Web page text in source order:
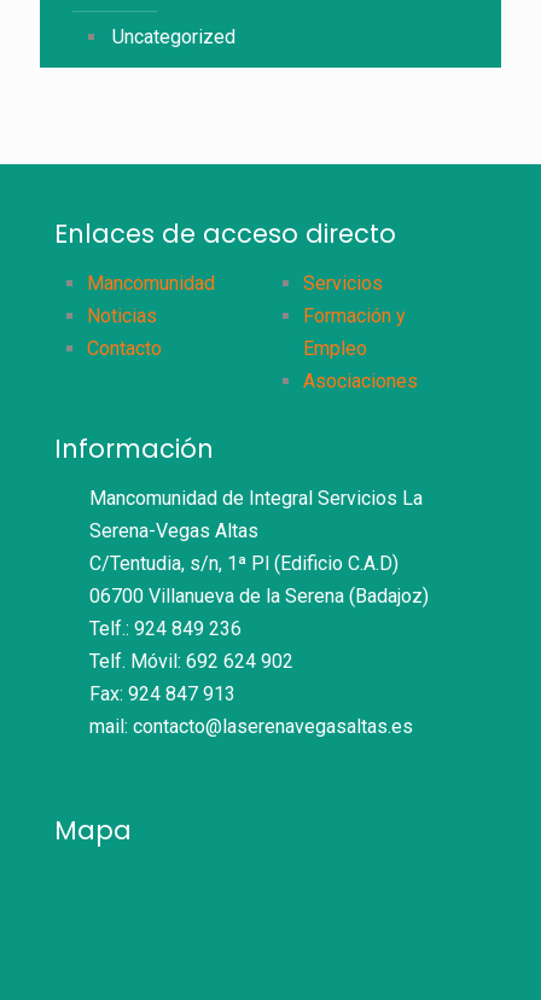
Uncategorized
Enlaces de acceso directo
Mancomunidad
Noticias
Contacto
Servicios
Formación y
Empleo
Asociaciones
Información
Mancomunidad de Integral Servicios La
Serena-Vegas Altas
C/Tentudia, s/n, 1ª Pl (Edificio C.A.D)
06700 Villanueva de la Serena (Badajoz)
Telf.: 924 849 236
Telf. Móvil: 692 624 902
Fax: 924 847 913
mail: contacto@laserenavegasaltas.es
Mapa